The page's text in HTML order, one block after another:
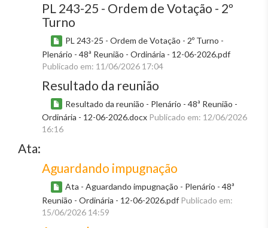
PL 243-25 - Ordem de Votação - 2º
Turno
PL 243-25 - Ordem de Votação - 2º Turno -
Plenário - 48ª Reunião - Ordinária - 12-06-2026.pdf
Publicado em: 11/06/2026 17:04
Resultado da reunião
Resultado da reunião - Plenário - 48ª Reunião -
Ordinária - 12-06-2026.docx Publicado em: 12/06/2026
16:16
Ata:
Aguardando impugnação
Ata - Aguardando impugnação - Plenário - 48ª
Reunião - Ordinária - 12-06-2026.pdf Publicado em:
15/06/2026 14:59